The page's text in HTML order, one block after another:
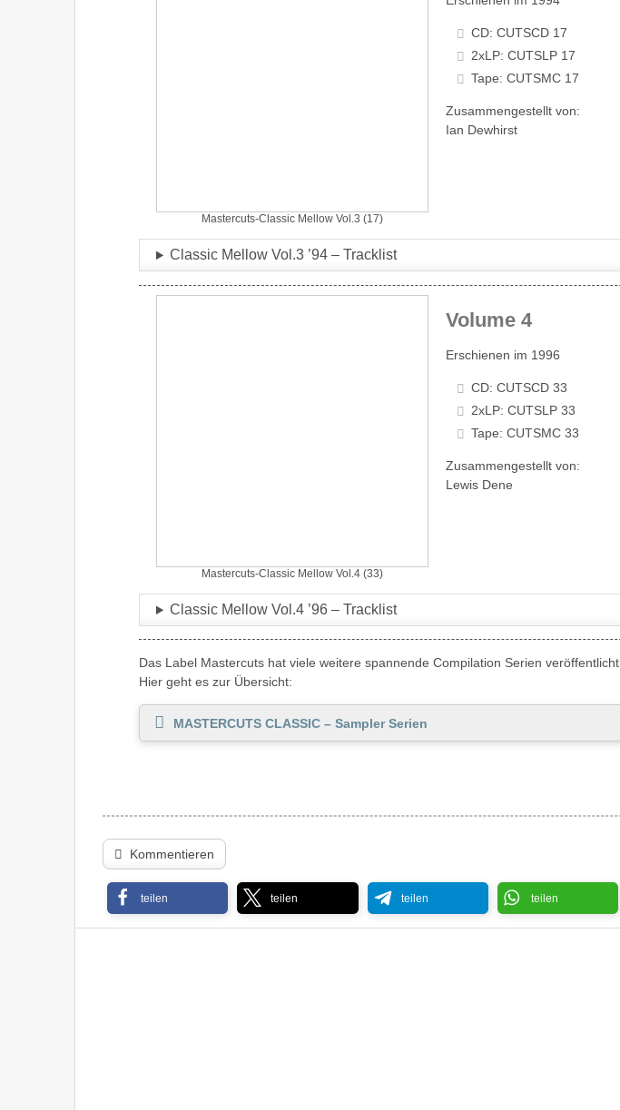
Mastercuts-Classic Mellow Vol.3 (17)
CD: CUTSCD 17
2xLP: CUTSLP 17
Tape: CUTSMC 17
Zusammengestellt von:
Ian Dewhirst
Classic Mellow Vol.3 ’94 – Tracklist
Mastercuts-Classic Mellow Vol.4 (33)
Volume 4
Erschienen im 1996
CD: CUTSCD 33
2xLP: CUTSLP 33
Tape: CUTSMC 33
Zusammengestellt von:
Lewis Dene
Classic Mellow Vol.4 ’96 – Tracklist
Das Label Mastercuts hat viele weitere spannende Compilation Serien veröffentlicht.
Hier geht es zur Übersicht:
MASTERCUTS CLASSIC – Sampler Serien
Kommentieren
teilen teilen teilen teilen